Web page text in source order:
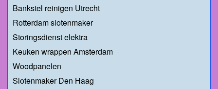
Bankstel reinigen Utrecht
Rotterdam slotenmaker
Storingsdienst elektra
Keuken wrappen Amsterdam
Woodpanelen
Slotenmaker Den Haag